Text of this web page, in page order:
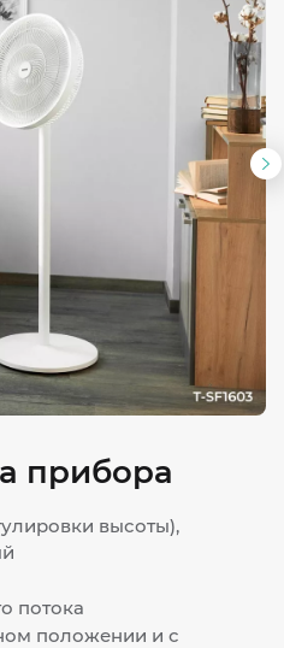
прибора
высоты),
потока
положении и с